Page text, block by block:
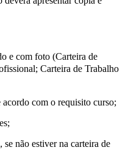
e com foto (Carteira de
Carteira de Trabalho
com o requisito curso;
se não estiver na carteira de